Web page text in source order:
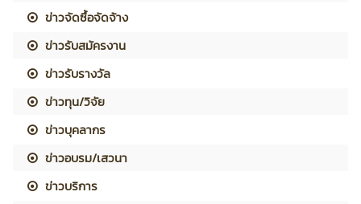
ข่าวจัดซื้อจัดจ้าง
ข่าวรับสมัครงาน
ข่าวรับรางวัล
ข่าวทุน/วิจัย
ข่าวบุคลากร
ข่าวอบรม/เสวนา
ข่าวบริการ